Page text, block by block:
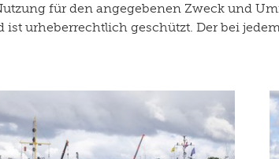
für den angegebenen Zweck und
urheberrechtlich geschützt. Der bei